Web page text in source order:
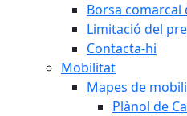
Borsa comarcal
Limitació del
Contacta-hi
Mobilitat
Mapes de
Plànol de